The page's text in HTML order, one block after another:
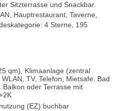
Sitzterrasse und Snackbar.
Hauptrestaurant, Taverne,
4 Sterne, 195
qm), Klimaanlage (zentral
TV, Telefon, Mietsafe. Bad
oder Terrasse mit
(EZ) buchbar